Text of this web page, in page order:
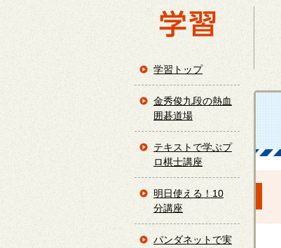
学習トップ
金秀俊九段の熱血
囲碁道場
テキストで学ぶプ
ロ棋士講座
明日使える！10
分講座
パンダネットで実